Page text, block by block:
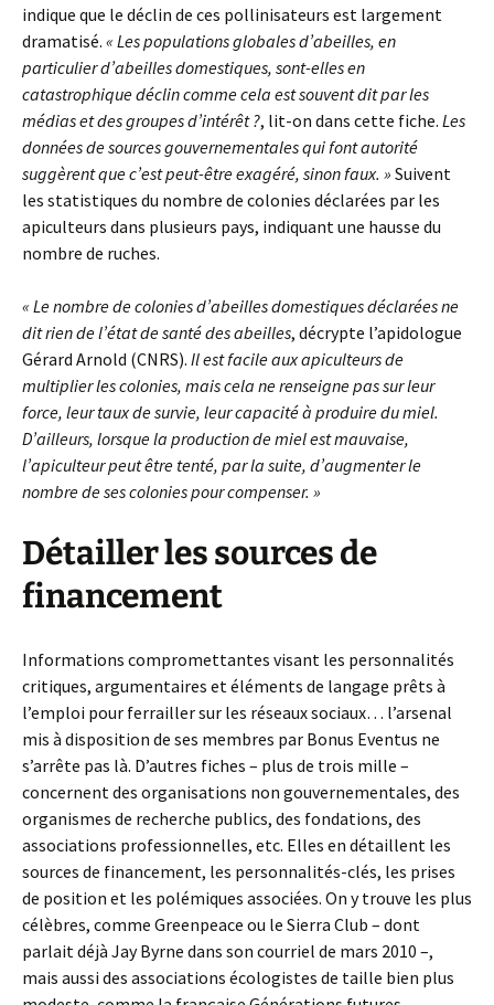
indique que le déclin de ces pollinisateurs est largement
dramatisé. « Les populations globales d’abeilles, en
particulier d’abeilles domestiques, sont-elles en
catastrophique déclin comme cela est souvent dit par les
médias et des groupes d’intérêt ?, lit-on dans cette fiche. Les
données de sources gouvernementales qui font autorité
suggèrent que c’est peut-être exagéré, sinon faux. » Suivent
les statistiques du nombre de colonies déclarées par les
apiculteurs dans plusieurs pays, indiquant une hausse du
nombre de ruches.
« Le nombre de colonies d’abeilles domestiques déclarées ne
dit rien de l’état de santé des abeilles, décrypte l’apidologue
Gérard Arnold (CNRS). Il est facile aux apiculteurs de
multiplier les colonies, mais cela ne renseigne pas sur leur
force, leur taux de survie, leur capacité à produire du miel.
D’ailleurs, lorsque la production de miel est mauvaise,
l’apiculteur peut être tenté, par la suite, d’augmenter le
nombre de ses colonies pour compenser. »
Détailler les sources de
financement
Informations compromettantes visant les personnalités
critiques, argumentaires et éléments de langage prêts à
l’emploi pour ferrailler sur les réseaux sociaux… l’arsenal
mis à disposition de ses membres par Bonus Eventus ne
s’arrête pas là. D’autres fiches – plus de trois mille –
concernent des organisations non gouvernementales, des
organismes de recherche publics, des fondations, des
associations professionnelles, etc. Elles en détaillent les
sources de financement, les personnalités-clés, les prises
de position et les polémiques associées. On y trouve les plus
célèbres, comme Greenpeace ou le Sierra Club – dont
parlait déjà Jay Byrne dans son courriel de mars 2010 –,
mais aussi des associations écologistes de taille bien plus